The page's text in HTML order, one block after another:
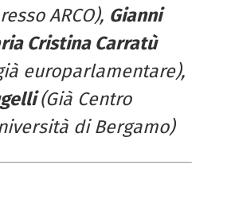
ARCO), Gianni
Cristina Carratù
europarlamentare),
(Già Centro
di Bergamo)